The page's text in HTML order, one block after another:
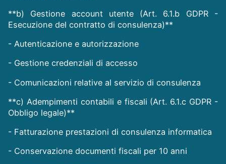
**b) Gestione account utente (Art. 6.1.b GDPR -
Esecuzione del contratto di consulenza)**
- Autenticazione e autorizzazione
- Gestione credenziali di accesso
- Comunicazioni relative al servizio di consulenza
**c) Adempimenti contabili e fiscali (Art. 6.1.c GDPR -
Obbligo legale)**
- Fatturazione prestazioni di consulenza informatica
- Conservazione documenti fiscali per 10 anni